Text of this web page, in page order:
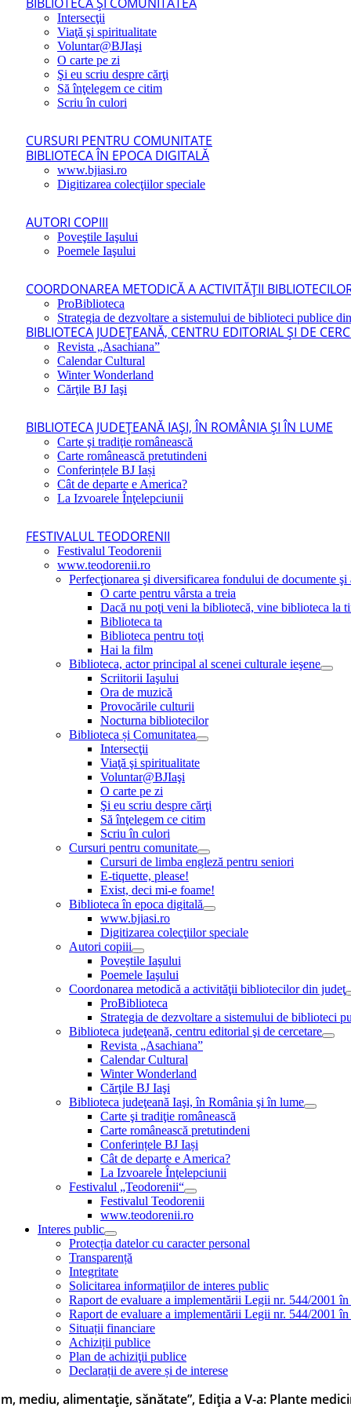
Intersecţii
Viaţă şi spiritualitate
Voluntar@BJIaşi
O carte pe zi
Şi eu scriu despre cărţi
Să înţelegem ce citim
Scriu în culori
CURSURI PENTRU COMUNITATE
BIBLIOTECA ÎN EPOCA DIGITALĂ
www.bjiasi.ro
Digitizarea colecţiilor speciale
AUTORI COPIII
Poveştile Iaşului
Poemele Iaşului
COORDONAREA METODICĂ A ACTIVITĂŢII
ProBiblioteca
Strategia de dezvoltare a sistemului de biblioteci publice
BIBLIOTECA JUDEŢEANĂ, CENTRU EDITORIAL ŞI DE
Revista „Asachiana”
Calendar Cultural
Winter Wonderland
Cărţile BJ Iaşi
BIBLIOTECA JUDEŢEANĂ IAŞI, ÎN ROMÂNIA ŞI ÎN LUME
Carte şi tradiţie românească
Carte românească pretutindeni
Conferințele BJ Iași
Cât de departe e America?
La Izvoarele Înţelepciunii
FESTIVALUL TEODORENII
Festivalul Teodorenii
www.teodorenii.ro
Perfecţionarea şi diversificarea fondului de documente
O carte pentru vârsta a treia
Dacă nu poţi veni la bibliotecă, vine biblioteca la
Biblioteca ta
Biblioteca pentru toţi
Hai la film
Biblioteca, actor principal al scenei culturale ieşene
Scriitorii Iaşului
Ora de muzică
Provocările culturii
Nocturna bibliotecilor
Biblioteca și Comunitatea
Intersecţii
Viaţă şi spiritualitate
Voluntar@BJIaşi
O carte pe zi
Şi eu scriu despre cărţi
Să înţelegem ce citim
Scriu în culori
Cursuri pentru comunitate
Cursuri de limba engleză pentru seniori
E-tiquette, please!
Exist, deci mi-e foame!
Biblioteca în epoca digitală
www.bjiasi.ro
Digitizarea colecţiilor speciale
Autori copiii
Poveştile Iaşului
Poemele Iaşului
Coordonarea metodică a activităţii bibliotecilor din judeţ
ProBiblioteca
Strategia de dezvoltare a sistemului de biblioteci
Biblioteca judeţeană, centru editorial şi de cercetare
Revista „Asachiana”
Calendar Cultural
Winter Wonderland
Cărţile BJ Iaşi
Biblioteca judeţeană Iaşi, în România şi în lume
Carte şi tradiţie românească
Carte românească pretutindeni
Conferințele BJ Iași
Cât de departe e America?
La Izvoarele Înţelepciunii
Festivalul „Teodorenii“
Festivalul Teodorenii
www.teodorenii.ro
Interes public
Protecția datelor cu caracter personal
Transparență
Integritate
Solicitarea informaţiilor de interes public
Raport de evaluare a implementării Legii nr. 544/2001
Raport de evaluare a implementării Legii nr. 544/2001
Situații financiare
Achiziții publice
Plan de achiziţii publice
Declarații de avere și de interese
mediu, alimentație, sănătate”, Ediția a V-a: Plante